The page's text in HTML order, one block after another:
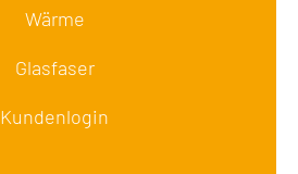
Wärme
Glasfaser
Kundenlogin